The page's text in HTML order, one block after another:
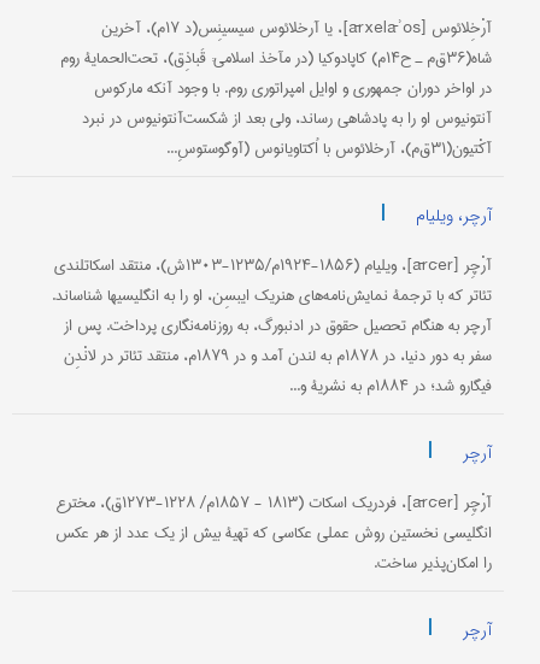
آرْخِلائوس [ārxelāʾos]، یا آرخلائوس سیسینِس(د ۱۷م)، آخرین
شاه(۳۶ق‌م ـ ح۱۴م) کاپادوکیا (در مآخذ اسلامی: قَباذِق)، تحت‌الحمایۀ روم
در اواخر دوران جمهوری و اوایل امپراتوری روم. با وجود آنکه مارکوس
آنتونیوس او را به پادشاهی رساند، ولی بعد از شکست‌آنتونیوس در نبرد
آکْتیون(۳۱ق‌م)، آرخلائوس با اُکتاویانوس (آوگوستوسِ...
آرچر، ویلیام |
آرْچِر [ārčer]، ویلیام (۱۸۵۶-۱۹۲۴م/۱۲۳۵-۱۳۰۳ش)، منتقد اسکاتلندی
تئاتر که با ترجمۀ نمایش‌نامه‌های هنریک ایبسِن، او را به انگلیسیها شناساند.
آرچر به هنگام تحصیل حقوق در ادنبورگ، به روزنامه‌نگاری پرداخت. پس از
سفر به دور دنیا، در ۱۸۷۸م به لندن آمد و در ۱۸۷۹م، منتقد تئاتر در لانْدِن
فیگارو شد؛ در ۱۸۸۴م به نشریۀ و...
آرچر |
آرْچِر [ārčer]، فردریک اسکات‌ (۱۸۱۳ - ۱۸۵۷م/ ۱۲۲۸-۱۲۷۳ق)، مخترع
انگلیسی نخستین روش عملی عکاسی که تهیۀ بیش از یک عدد از هر عکس
را امکان‌پذیر ساخت.
آرچر |